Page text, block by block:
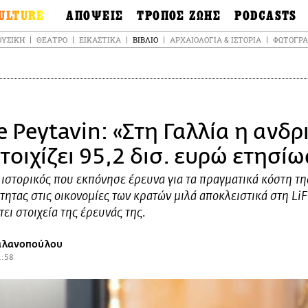
&
ΑΠΟΨΕΙΣ
Ιδέες
ΤΡΟΠΟΣ ΖΩΗΣ
Μόδα & Στυλ
Living
Urban
Αγορά
PODCASTS
Σκληρές Αλήθειες
OnDemand
Ψυχή & Σώμα
Άκου την
Ιστορία μιας
Pulp Fiction
Radio Lifo
ΘΈΑΤΡΟ ΕΙΚΑΣΤΙΚΆ ΒΙΒΛΊΟ ΑΡΧΑΙΟΛΟΓΊΑ & ΙΣΤΟΡΊΑ
Peytavin: «Στη Γαλλία η
95,2 δισ. ευρώ
που εκπόνησε έρευνα για τα πραγματικά κόστη
στις οικονομίες των κρατών μιλά αποκλειστικά στη
στοιχεία της έρευνάς της.